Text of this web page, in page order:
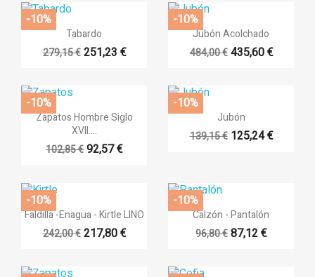
 Vista rápida
Tabardo
279,15 € 251,23 €
-10%
 Vista rápida
Jubón Acolchado
484,00 € 435,60 €
-10%
 Vista rápida
Zapatos Hombre Siglo
XVII....
102,85 €92,57 €
-10%

Vista rápida
Jubón
139,15 € 125,24 €
-10%
 Vista rápida
Faldilla -Enagua - Kirtle LINO
242,00 € 217,80 €
-10%
 Vista rápida
Calzón - Pantalón
96,80 €87,12 €
-10%